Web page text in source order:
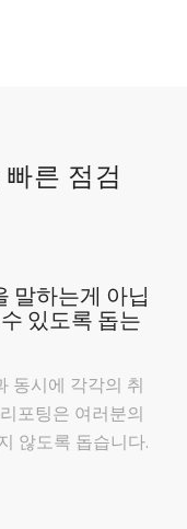
른 점검
말하는게 아닙
있도록 돕는
동시에 각각의 취
포팅은 여러분의
않도록 돕습니다.